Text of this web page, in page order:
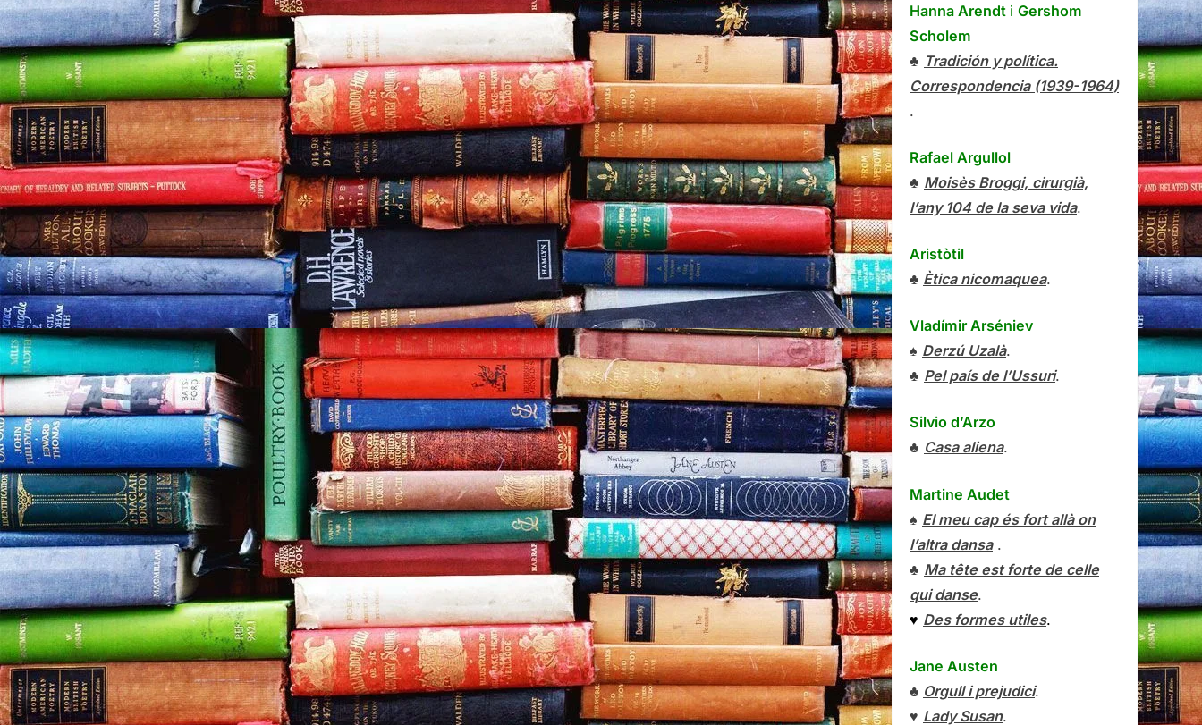
Hanna Arendt i Gershom
Scholem
♣ Tradición y política.
Correspondencia (1939-1964)
.
Rafael Argullol
♣ Moisès Broggi, cirurgià,
l’any 104 de la seva vida.
Aristòtil
♣ Ètica nicomaquea.
Vladímir Arséniev
♠ Derzú Uzalà.
♣ Pel país de l’Ussuri.
Silvio d’Arzo
♣ Casa aliena.
Martine Audet
♠ El meu cap és fort allà on
l’altra dansa.
♣ Ma tête est forte de celle
qui danse.
♥ Des formes utiles.
Jane Austen
♣ Orgull i prejudici.
♥ Lady Susan.